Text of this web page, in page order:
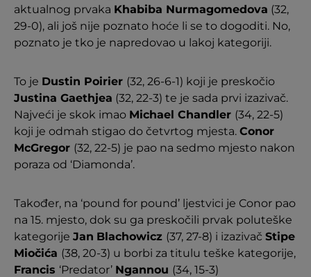
aktualnog prvaka Khabiba Nurmagomedova (32,
29-0), ali još nije poznato hoće li se to dogoditi. No,
poznato je tko je napredovao u lakoj kategoriji.
To je Dustin Poirier (32, 26-6-1) koji je preskočio
Justina Gaethjea (32, 22-3) te je sada prvi izazivač.
Najveći je skok imao Michael Chandler (34, 22-5)
koji je odmah stigao do četvrtog mjesta. Conor
McGregor (32, 22-5) je pao na sedmo mjesto nakon
poraza od ‘Diamonda’.
Također, na ‘pound for pound’ ljestvici je Conor pao
na 15. mjesto, dok su ga preskočili prvak poluteške
kategorije Jan Blachowicz (37, 27-8) i izazivač Stipe
Miočića (38, 20-3) u borbi za titulu teške kategorije,
Francis ‘Predator’ Ngannou (34, 15-3)